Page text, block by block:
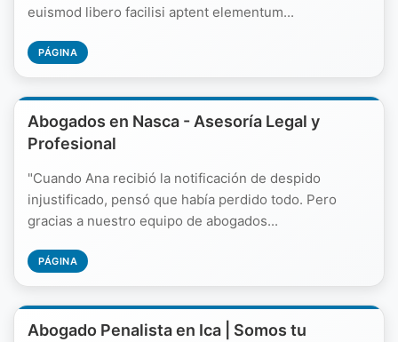
euismod libero facilisi aptent elementum...
PÁGINA
Abogados en Nasca - Asesoría Legal y
Profesional
"Cuando Ana recibió la notificación de despido
injustificado, pensó que había perdido todo. Pero
gracias a nuestro equipo de abogados...
PÁGINA
Abogado Penalista en Ica | Somos tu